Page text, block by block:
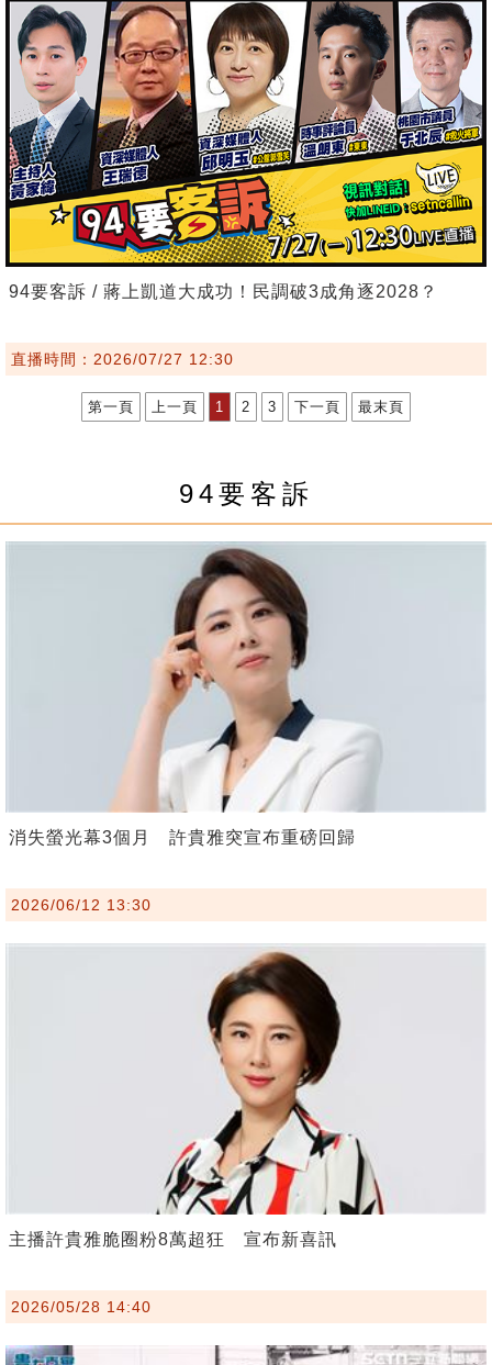
94要客訴 / 蔣上凱道大成功！民調破3成角逐2028？
直播時間：2026/07/27 12:30
第一頁 上一頁 1 2 3 下一頁 最末頁
94要客訴
消失螢光幕3個月 許貴雅突宣布重磅回歸
2026/06/12 13:30
主播許貴雅脆圈粉8萬超狂 宣布新喜訊
2026/05/28 14:40